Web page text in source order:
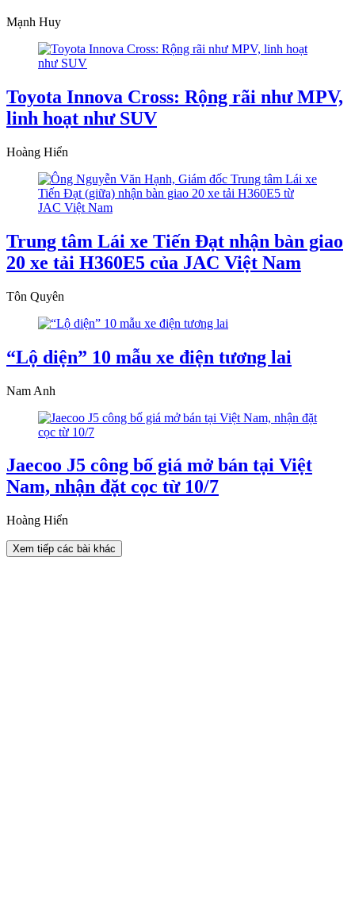
Mạnh Huy
Toyota Innova Cross: Rộng rãi như MPV,
linh hoạt như SUV
Hoàng Hiển
Trung tâm Lái xe Tiến Đạt nhận bàn giao
20 xe tải H360E5 của JAC Việt Nam
Tôn Quyên
“Lộ diện” 10 mẫu xe điện tương lai
Nam Anh
Jaecoo J5 công bố giá mở bán tại Việt
Nam, nhận đặt cọc từ 10/7
Hoàng Hiển
Xem tiếp các bài khác